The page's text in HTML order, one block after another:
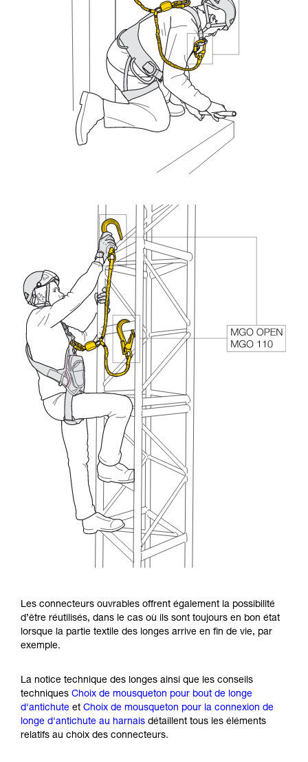
Les connecteurs ouvrables offrent également la possibilité
d’être réutilisés, dans le cas où ils sont toujours en bon état
lorsque la partie textile des longes arrive en fin de vie, par
exemple.
La notice technique des longes ainsi que les conseils
techniques Choix de mousqueton pour bout de longe
d'antichute et Choix de mousqueton pour la connexion de
longe d'antichute au harnais détaillent tous les éléments
relatifs au choix des connecteurs.